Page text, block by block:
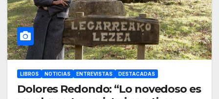
LIBROS NOTICIAS ENTREVISTAS DESTACADAS
Dolores Redondo: “Lo novedoso es